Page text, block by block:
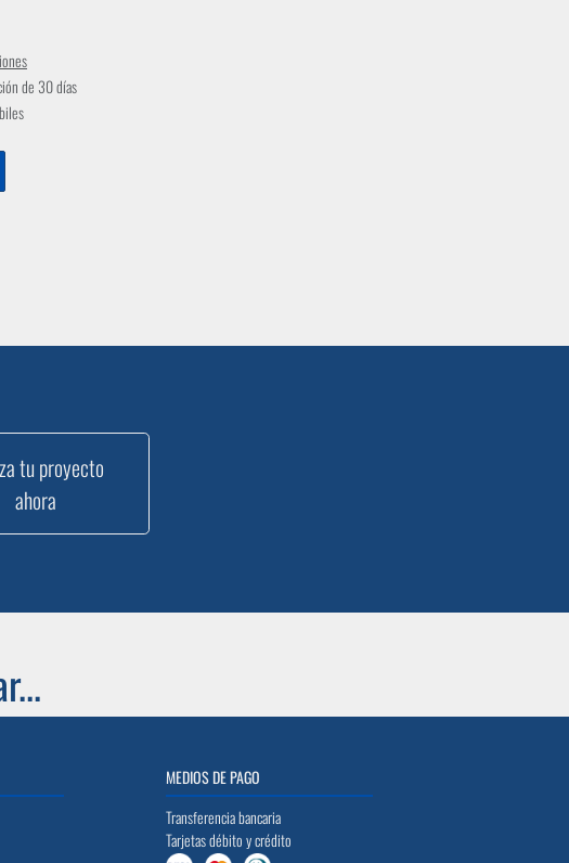
de 30 días
tu proyecto
ahora
MEDIOS DE PAGO
Transferencia bancaria
Tarjetas débito y crédito